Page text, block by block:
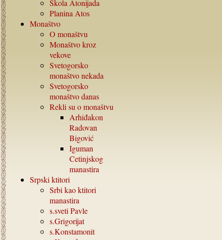
Škola Atonijada
Planina Atos
Monaštvo
O monaštvu
Monaštvo kroz
vekove
Svetogorsko
monaštvo nekada
Svetogorsko
monaštvo danas
Rekli su o monaštvu
Arhiđakon
Radovan
Bigović
Iguman
Cetinjskog
manastira
Srpski ktitori
Srbi kao ktitori
manastira
s.sveti Pavle
s.Grigorijat
s.Konstamonit